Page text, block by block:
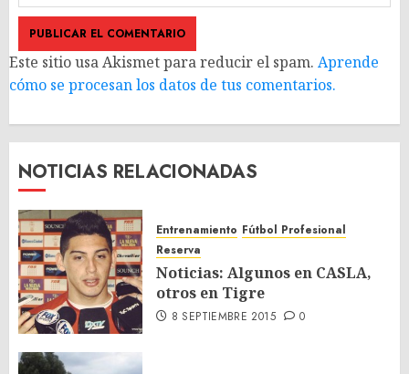
Este sitio usa Akismet para reducir el spam. Aprende
cómo se procesan los datos de tus comentarios.
NOTICIAS RELACIONADAS
Entrenamiento Fútbol Profesional
Reserva
Noticias: Algunos en CASLA,
otros en Tigre
8 SEPTIEMBRE 2015 0